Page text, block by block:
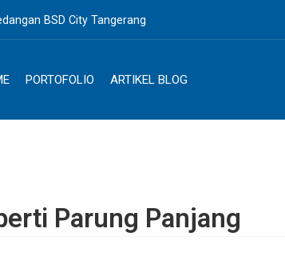
BSD City Tangerang
PORTOFOLIO ARTIKEL BLOG
Parung Panjang